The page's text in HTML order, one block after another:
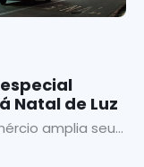
Natal de Luz
amplia seu...